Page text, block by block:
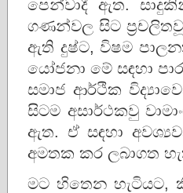
පෙන්වාදී ඇත.
ගණන්වල සිට
ඇති දුෂ්ට, විෂම
යෝජනා මේ සඳහා
සමාජ ආර්ථික
සිටම අසාර්ථකවු
ඇත. ඒ සඳහා
අමතක කර ලබාගත
මට හිතෙන හැටියට,